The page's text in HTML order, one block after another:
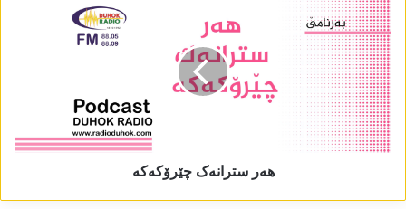
ھەر سترانەک چێرۆکەکە